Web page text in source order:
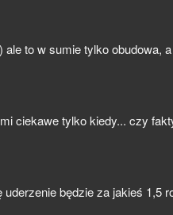
ale to w sumie tylko obudowa,
ciekawe tylko kiedy... czy
będzie za jakieś 1,5